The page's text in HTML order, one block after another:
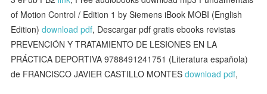
of Motion Control / Edition 1 by Siemens iBook MOBI (English
Edition)download pdf, Descargar pdf gratis ebooks revistas
PREVENCIÓN Y TRATAMIENTO DE LESIONES EN LA
PRÁCTICA DEPORTIVA 9788491241751 (Literatura española)
de FRANCISCO JAVIER CASTILLO MONTESdownload pdf,